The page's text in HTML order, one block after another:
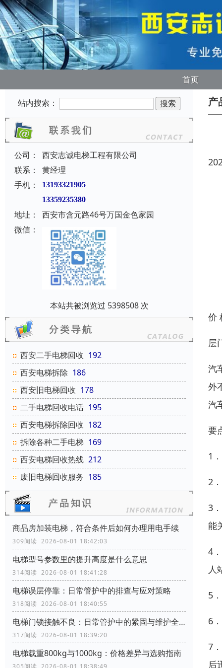
首页
站内搜索：
公司：
西安志诚电梯工程有限公司
联系：
黄经理
手机：
13193321905
13359235380
地址：
西安市含元路46号万国金色家园
微信：
本站共被浏览过 5398508 次
西安二手电梯回收 192
西安电梯拆除 186
西安旧电梯回收 178
二手电梯回收电话 195
西安电梯拆除回收 182
拆除各种二手电梯 169
西安电梯回收热线 212
废旧电梯回收服务 185
商品房加装电梯，符合条件后如何办理用电手续
309阅读 2026-08-01 18:42:03
电梯型号参数里的提升高度是什么意思
314阅读 2026-08-01 18:41:28
电梯误层停靠：日常管护中的排查与应对策略
318阅读 2026-08-01 18:40:55
电梯门锁接触不良：日常管护中的紧固与维护全攻略
317阅读 2026-08-01 18:39:20
电梯载重800kg与1000kg：价格差异与选购指南
305阅读 2026-08-01 18:38:49
产
价
层
汽
外
汽
要
1
2
3
能
4
人
5
6
7
后